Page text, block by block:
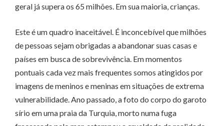
geral já supera os 65 milhões. Em sua maioria, crianças.
Este é um quadro inaceitável. É inconcebível que milhões
de pessoas sejam obrigadas a abandonar suas casas e
países em busca de sobrevivência. Em momentos
pontuais cada vez mais frequentes somos atingidos por
imagens de meninos e meninas em situações de extrema
vulnerabilidade. Ano passado, a foto do corpo do garoto
sírio em uma praia da Turquia, morto numa fuga